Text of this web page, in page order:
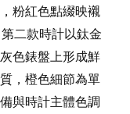
粉紅色點綴映襯
二款時計以鈦金
色錶盤上形成鮮
，橙色細節為單
與時計主體色調